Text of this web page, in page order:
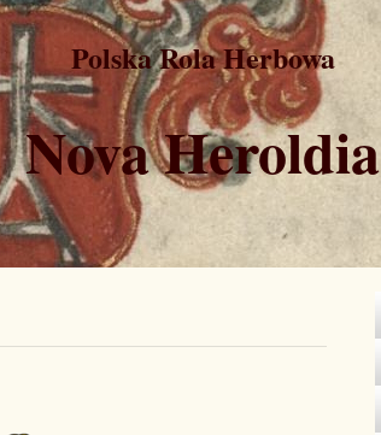
Polska Rola Herbowa
Nova Heroldia